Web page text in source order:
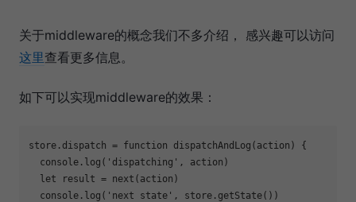
关于middleware的概念我们不多介绍， 感兴趣可以访问
这里查看更多信息。
如下可以实现middleware的效果：
store.dispatch = function dispatchAndLog ( action ) {
console .log( 'dispatching' , action)
let result = next(action)
console .log( 'next state' , store.getState())